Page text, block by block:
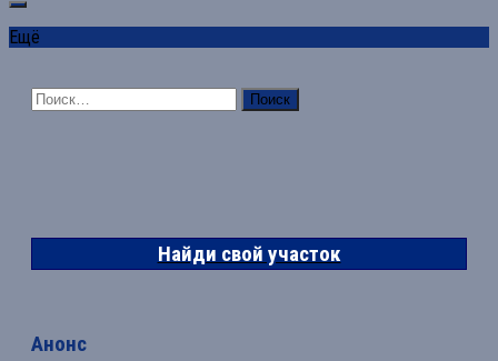
Ещё
Найти:
Найди свой участок
Анонс